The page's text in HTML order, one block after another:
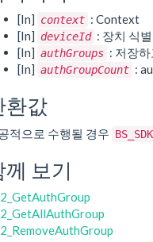
[In] context : Context
[In] deviceId : 장치 식
[In] authGroups : 저장
[In] authGroupCount :
환값
적으로 수행될 경우
께 보기